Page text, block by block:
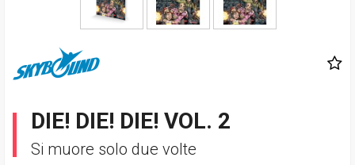
DIE! DIE! DIE! VOL. 2
Si muore solo due volte